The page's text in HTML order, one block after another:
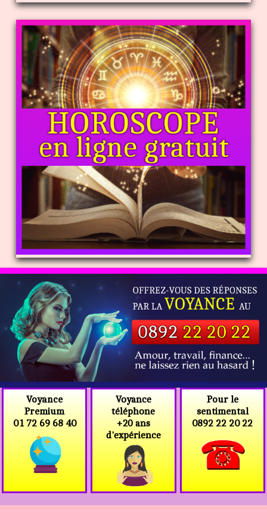
Voyance
Premium
01 72 69 68 40
Voyance
téléphone
+20 ans
d'expérience
Pour le
sentimental
0892 22 20 22